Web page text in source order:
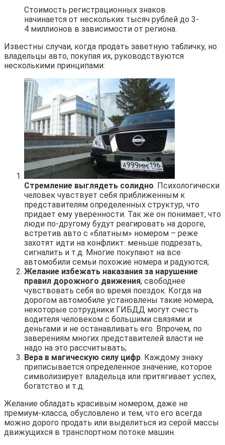
Стоимость регистрационных знаков
начинается от нескольких тысяч рублей до 3-
4 миллионов в зависимости от региона.
Известны случаи, когда продать заветную табличку, но
владельцы авто, покупая их, руководствуются
несколькими принципами:
Стремление выглядеть солидно. Психологически
человек чувствует себя приближенным к
представителям определенных структур, что
придает ему уверенности. Так же он понимает, что
люди по-другому будут реагировать на дороге,
встретив авто с «блатным» номером – реже
захотят идти на конфликт: меньше подрезать,
сигналить и т.д. Многие покупают на все
автомобили семьи похожие номера и радуются;
Желание избежать наказания за нарушение
правил дорожного движения, свободнее
чувствовать себя во время поездок. Когда на
дорогом автомобиле установлены такие номера,
некоторые сотрудники ГИБДД могут счесть
водителя человеком с большими связями и
деньгами и не останавливать его. Впрочем, по
заверениям многих представителей власти не
надо на это рассчитывать;
Вера в магическую силу цифр. Каждому знаку
приписывается определенное значение, которое
символизирует владельца или притягивает успех,
богатство и т.д.
Желание обладать красивым номером, даже не
премиум-класса, обусловлено и тем, что его всегда
можно дорого продать или выделиться из серой массы
движущихся в транспортном потоке машин.